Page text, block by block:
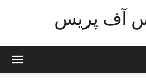
آف پریس